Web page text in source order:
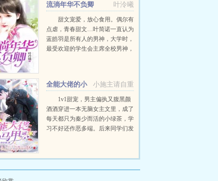
叶泠曦
流淌年华不负卿
甜文宠爱，放心食用。偶尔有
点虐，青春甜文…叶简诺一直认为
蓝皓羽是所有人的男神，大学时，
最受欢迎的学生会主席全校男神，
中只有你一个人。一...小施主请自重
全能大佬的小
马甲翻车了
1v1甜宠，男主偏执又腹黑颜
酒酒穿进一本无脑女主文里，成了
每天都只为秦少而活的小绿茶，学
习不好还作恶多端。后来同学们发
的男人是富可敌国的陆龙霆。—